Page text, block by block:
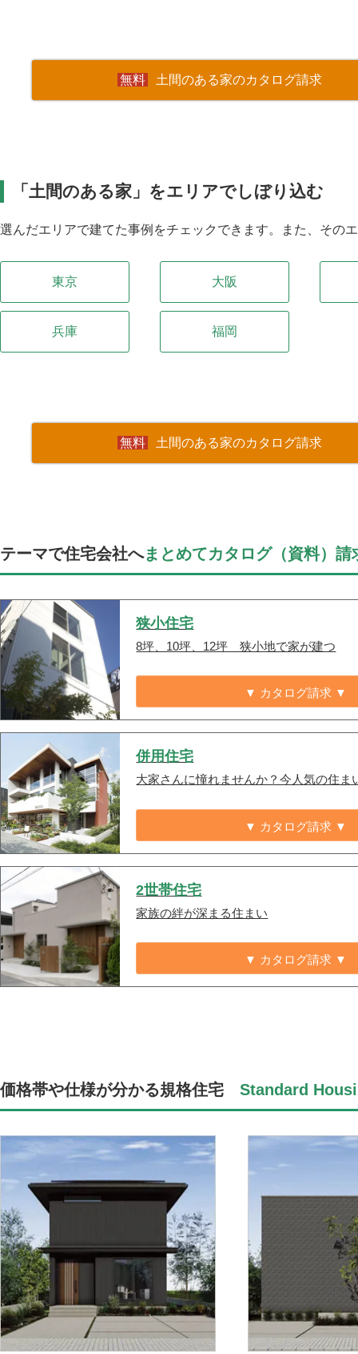
土間のある家のカタログ請求
「土間のある家」をエリアでしぼり込む
選んだエリアで建てた事例をチェックできます。また、その
東京 大阪
兵庫 福岡
土間のある家のカタログ請求
テーマで住宅会社へまとめてカタログ（資料）請
狭小住宅
8坪、10坪、12坪 狭小地で家が建つ
▼ カタログ請求 ▼
併用住宅
大家さんに憧れませんか？今人気の住ま
▼ カタログ請求 ▼
2世帯住宅
家族の絆が深まる住まい
▼ カタログ請求 ▼
価格帯や仕様が分かる規格住宅 Standard